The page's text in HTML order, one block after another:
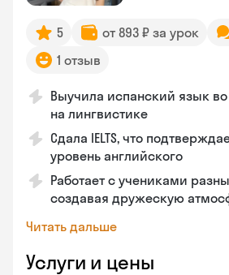
5 от 893 ₽ за урок
1 отзыв
Выучила испанский язык
на лингвистике
Сдала IELTS, что
уровень английского
Работает с учениками
создавая дружескую
Читать дальше
Услуги и цены